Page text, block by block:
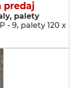
predaj
palety
- 9, palety 120 x